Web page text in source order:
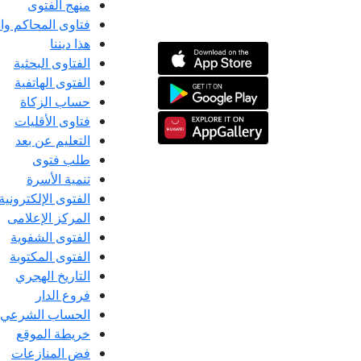
منهج الفتوى
فتاوى المحاكم
هذا ديننا
الفتاوى البحثية
الفتوى الهاتفية
حساب الزكاة
فتاوى الأقليات
التعليم عن بعد
طلب فتوى
تنمية الأسرة
الفتوى الإلكترونية
المركز الإعلامى
الفتوى الشفوية
الفتوى المكتوبة
التاريخ الهجري
فروع الدار
الحساب الشرعي
خريطة الموقع
فض المنازعات